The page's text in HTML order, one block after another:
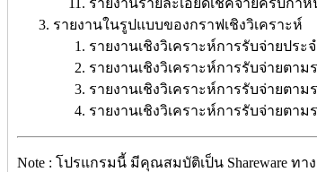
รายงานรายละเอียดเช็คจ่ายครบกำ
รายงานในรูปแบบของกราฟเชิงวิเคราะห์
รายงานเชิงวิเคราะห์การรับจ่ายประ
รายงานเชิงวิเคราะห์การรับจ่ายตา
รายงานเชิงวิเคราะห์การรับจ่ายตาม
รายงานเชิงวิเคราะห์การรับจ่ายตาม
Note : โปรแกรมนี้ มีคุณสมบัติเป็น Shareware ทา